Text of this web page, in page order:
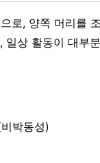
로, 양쪽 머리를
일상 활동이 대부
박동성)